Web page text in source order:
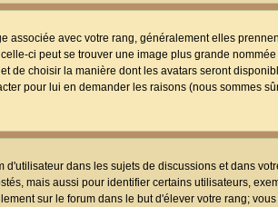
associée avec votre rang, généralement elles
ci peut se trouver une image plus grande nommée
de choisir la manière dont les avatars seront
pour lui en demander les raisons (nous sommes
dans les sujets de discussions et dans
mais aussi pour identifier certains utilisateurs,
sur le forum dans le but d'élever votre rang;